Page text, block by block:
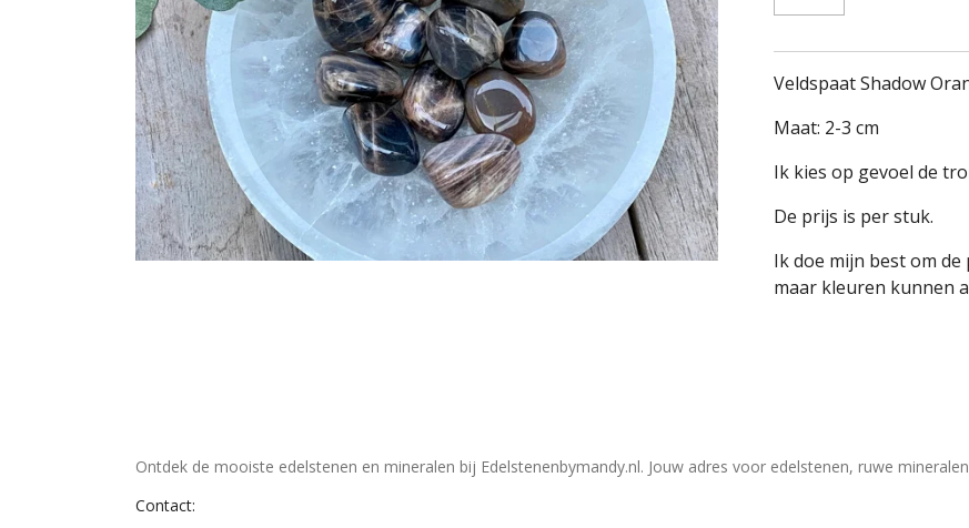
Veldspaat Shadow
Maat: 2-3 cm
Ik kies op gevoel de
De prijs is per stuk.
Ik doe mijn best om
maar kleuren kunnen
Ontdek de mooiste edelstenen en mineralen bij Edelstenenbymandy.nl. Jouw adres voor edelstenen, ruwe
Contact: